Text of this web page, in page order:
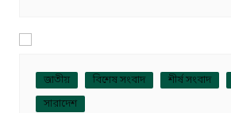
জাতীয় বিশেষ সংবাদ শীর্ষ সংবাদ
সারাদেশ